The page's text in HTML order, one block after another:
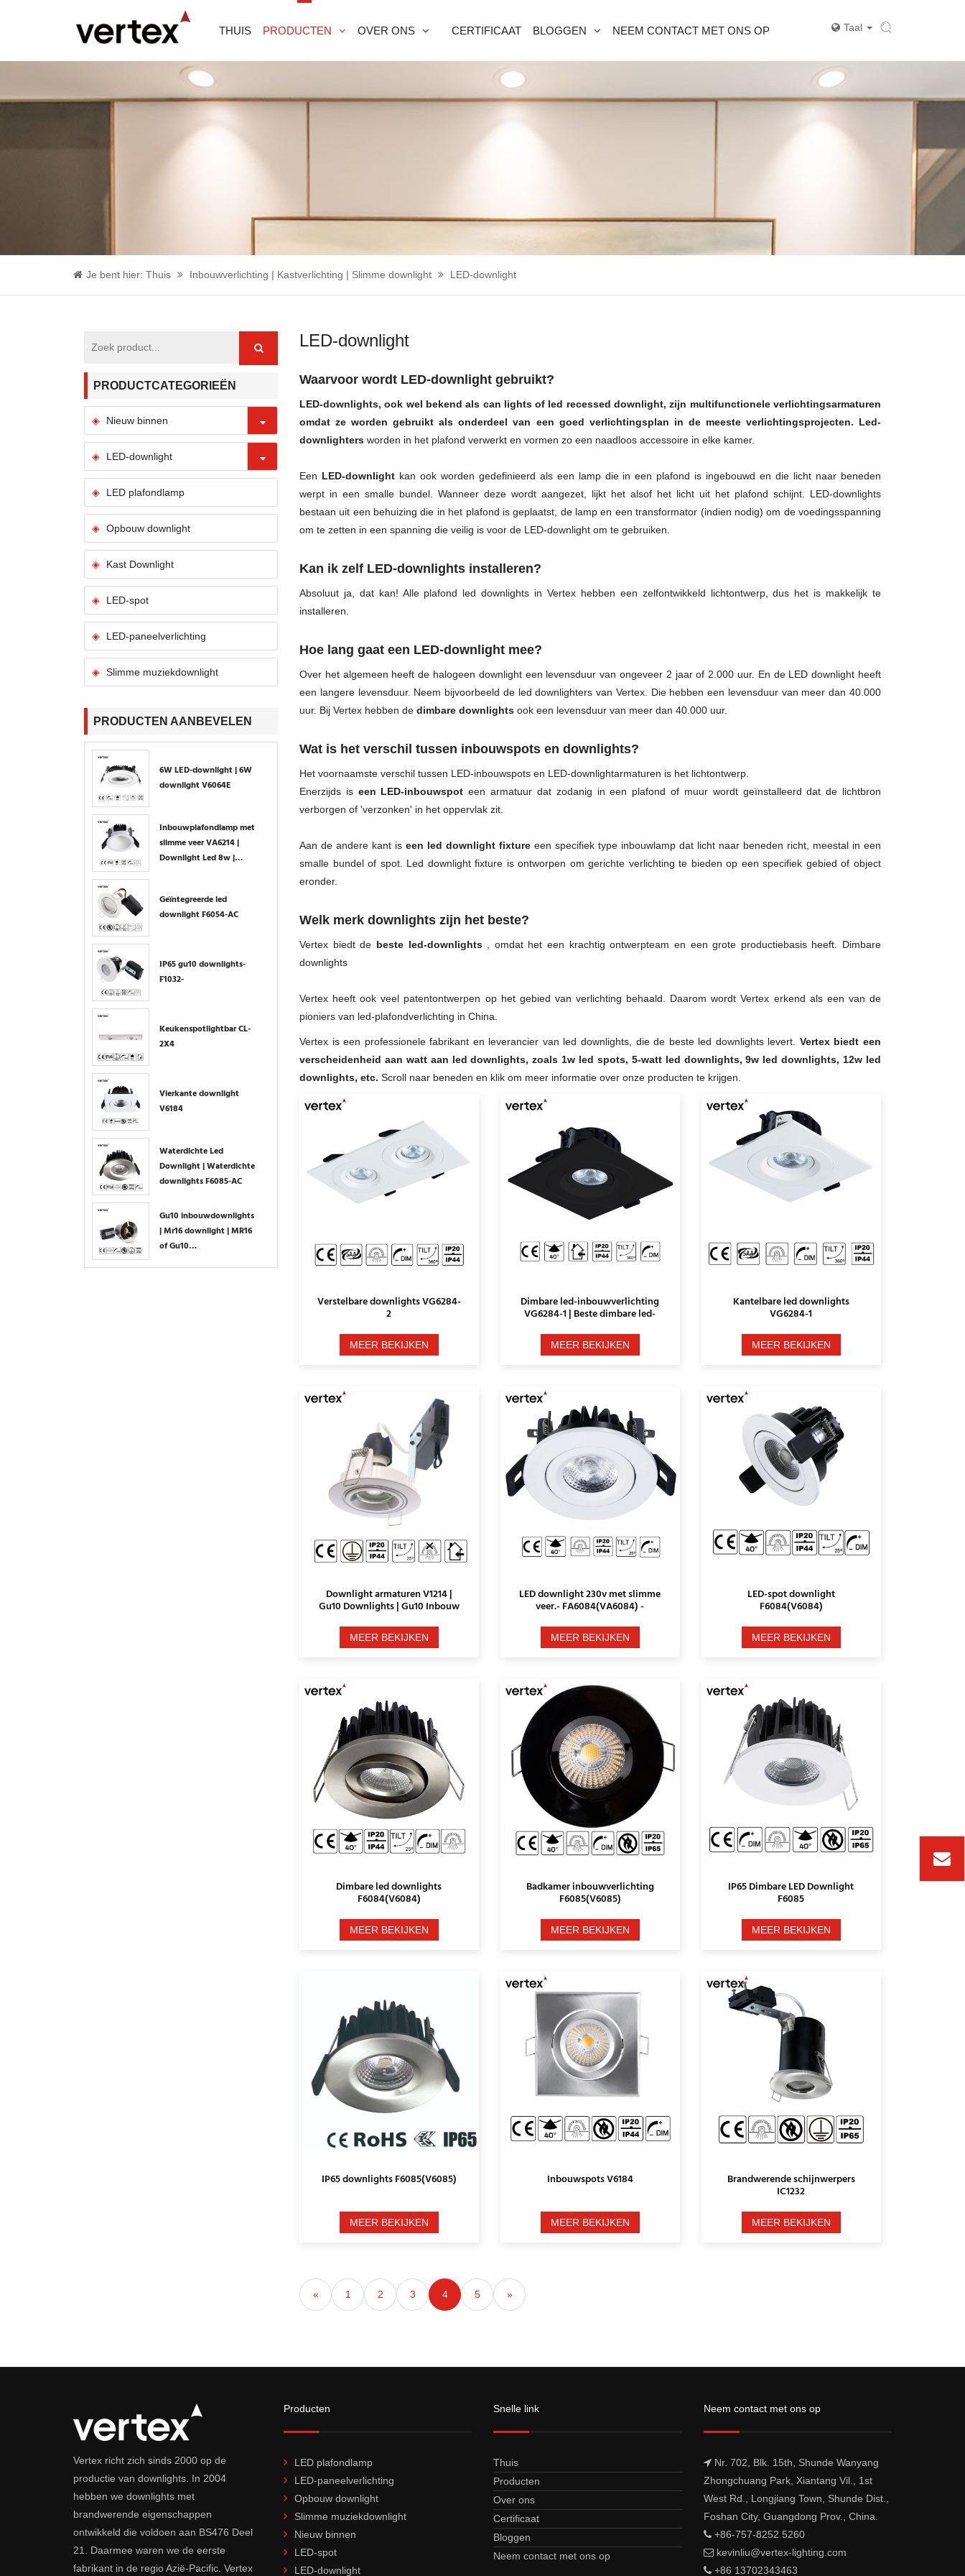
THUIS PRODUCTEN OVER ONS CERTIFICAAT BLOGGEN NEEM CONTACT MET ONS OP Taal
Je bent hier: Thuis Inbouwverlichting | Kastverlichting | Slimme downlight LED-downlight
LED-downlight
Waarvoor wordt LED-downlight gebruikt?
LED-downlights, ook wel bekend als can lights of led recessed downlight, zijn multifunctionele verlichtingsarmaturen
omdat ze worden gebruikt als onderdeel van een goed verlichtingsplan in de meeste verlichtingsprojecten. Led-
downlighters worden in het plafond verwerkt en vormen zo een naadloos accessoire in elke kamer.
Een LED-downlightkan ook worden gedefinieerd als een lamp die in een plafond is ingebouwd en die licht naar beneden
werpt in een smalle bundel. Wanneer deze wordt aangezet, lijkt het alsof het licht uit het plafond schijnt. LED-downlights
bestaan uit een behuizing die in het plafond is geplaatst, de lamp en een transformator (indien nodig) om de voedingsspanning
om te zetten in een spanning die veilig is voor de LED-downlight om te gebruiken.
Kan ik zelf LED-downlights installeren?
Absoluut ja, dat kan! Alle plafond led downlights in Vertex hebben een zelfontwikkeld lichtontwerp, dus het is makkelijk te
installeren.
Hoe lang gaat een LED-downlight mee?
Over het algemeen heeft de halogeen downlight een levensduur van ongeveer 2 jaar of 2.000 uur. En de LED downlight heeft
een langere levensduur. Neem bijvoorbeeld de led downlighters van Vertex. Die hebben een levensduur van meer dan 40.000
uur. Bij Vertex hebben de dimbare downlights ook een levensduur van meer dan 40.000 uur.
Wat is het verschil tussen inbouwspots en downlights?
Het voornaamste verschil tussen LED-inbouwspots en LED-downlightarmaturen is het lichtontwerp.
Enerzijds is een LED-inbouwspot een armatuur dat zodanig in een plafond of muur wordt geïnstalleerd dat de lichtbron
verborgen of 'verzonken' in het oppervlak zit.
Aan de andere kant is een led downlight fixture een specifiek type inbouwlamp dat licht naar beneden richt, meestal in een
smalle bundel of spot. Led downlight fixture is ontworpen om gerichte verlichting te bieden op een specifiek gebied of object
eronder.
Welk merk downlights zijn het beste?
Vertex biedt de beste led-downlights, omdat het een krachtig ontwerpteam en een grote productiebasis heeft. Dimbare
downlights
Vertex heeft ook veel patentontwerpen op het gebied van verlichting behaald. Daarom wordt Vertex erkend als een van de
pioniers van led-plafondverlichting in China.
Vertex is een professionele fabrikant en leverancier van led downlights, die de beste led downlights levert. Vertex biedt een
verscheidenheid aan watt aan led downlights, zoals 1w led spots, 5-watt led downlights, 9w led downlights, 12w led
downlights, etc. Scroll naar beneden en klik om meer informatie over onze producten te krijgen.
Verstelbare downlights VG6284-
2
MEER BEKIJKEN
Dimbare led-inbouwverlichting
VG6284-1 | Beste dimbare led-
MEER BEKIJKEN
Kantelbare led downlights
VG6284-1
MEER BEKIJKEN
Downlight armaturen V1214 |
Gu10 Downlights | Gu10 Inbouw
MEER BEKIJKEN
LED downlight 230v met slimme
veer.- FA6084(VA6084) -
MEER BEKIJKEN
LED-spot downlight
F6084(V6084)
MEER BEKIJKEN
Dimbare led downlights
F6084(V6084)
MEER BEKIJKEN
Badkamer inbouwverlichting
F6085(V6085)
MEER BEKIJKEN
IP65 Dimbare LED Downlight
F6085
MEER BEKIJKEN
IP65 downlights F6085(V6085)
MEER BEKIJKEN
Inbouwspots V6184
MEER BEKIJKEN
Brandwerende schijnwerpers
IC1232
MEER BEKIJKEN
« 1 2 3 4 5 »
PRODUCTCATEGORIEËN
Nieuw binnen
LED-downlight
LED plafondlamp
Opbouw downlight
Kast Downlight
LED-spot
LED-paneelverlichting
Slimme muziekdownlight
PRODUCTEN AANBEVELEN
6W LED-downlight | 6W
downlight V6064E
Inbouwplafondlamp met
slimme veer VA6214 |
Downlight Led 8w |
Geïntegreerde led
downlight F6054-AC
IP65 gu10 downlights-
F1032-
Keukenspotlightbar CL-
2X4
Vierkante downlight
V6184
Waterdichte Led
Downlight | Waterdichte
downlights F6085-AC
Gu10 inbouwdownlights
| Mr16 downlight | MR16
of Gu10
Vertex richt zich sinds 2000 op de
productie van downlights. In 2004
hebben we downlights met
brandwerende eigenschappen
ontwikkeld die voldoen aan BS476 Deel
21. Daarmee waren we de eerste
fabrikant in de regio Azië-Pacific. Vertex
Producten
LED plafondlamp
LED-paneelverlichting
Opbouw downlight
Slimme muziekdownlight
Nieuw binnen
LED-spot
LED-downlight
Snelle link
Thuis
Producten
Over ons
Certificaat
Bloggen
Neem contact met ons op
Neem contact met ons op
Nr. 702, Blk. 15th, Shunde Wanyang
Zhongchuang Park, Xiantang Vil., 1st
West Rd., Longjiang Town, Shunde Dist.,
Foshan City, Guangdong Prov., China.
+86-757-8252 5260
kevinliu@vertex-lighting.com
+86 13702343463